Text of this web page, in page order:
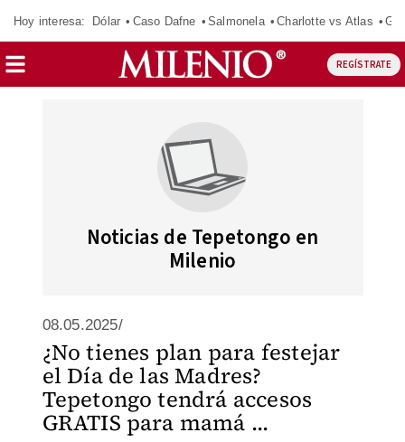
Hoy interesa: Dólar Caso Dafne Salmonela Charlotte vs Atlas
REGÍSTRATE
Noticias de Tepetongo en
Milenio
08.05.2025/
¿No tienes plan para festejar
el Día de las Madres?
Tepetongo tendrá accesos
GRATIS para mamá ...